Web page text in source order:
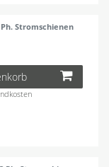
Stromschienen